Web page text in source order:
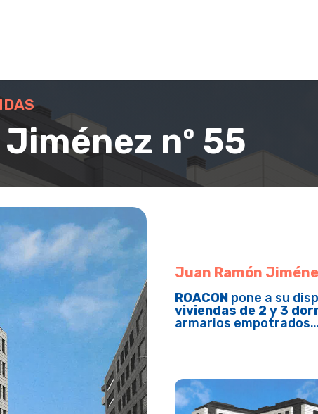
nº 55
Juan Ramón
ROACON pone a su
viviendas de 2 y 3
armarios